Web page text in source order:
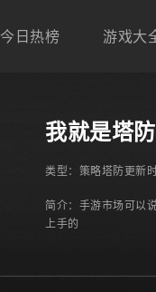
今日热榜 游戏大
我就是塔防
类型： 策略塔防更新
简介：手游市场可以
上手的